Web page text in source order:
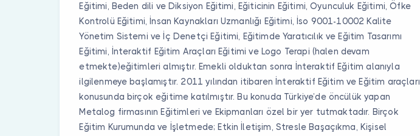
Eğitimi, Beden dili ve Diksiyon Eğitimi, Eğiticinin Eğitimi, Oyunculuk Eğitimi, Öfke
Kontrolü Eğitimi, İnsan Kaynakları Uzmanlığı Eğitimi, İso 9001-10002 Kalite
Yönetim Sistemi ve İç Denetçi Eğitimi, Eğitimde Yaratıcılık ve Eğitim Tasarımı
Eğitimi, İnteraktif Eğitim Araçları Eğitimi ve Logo Terapi (halen devam
etmekte)eğitimleri almıştır. Emekli olduktan sonra İnteraktif Eğitim alanıyla
ilgilenmeye başlamıştır. 2011 yılından itibaren İnteraktif Eğitim ve Eğitim araçları
konusunda birçok eğitime katılmıştır. Bu konuda Türkiye’de öncülük yapan
Metalog firmasının Eğitimleri ve Ekipmanları özel bir yer tutmaktadır. Birçok
Eğitim Kurumunda ve İşletmede; Etkin İletişim, Stresle Başaçıkma, Kişisel